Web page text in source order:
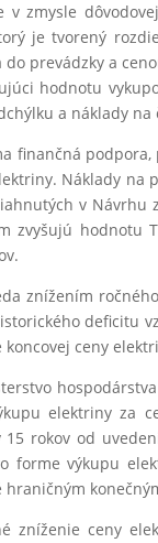
v zmysle
je tvorený
prevádzky a
hodnotu
a náklady
finančná
Náklady
v Návrhu
zvyšujú hodnotu
znížením
deficitu
ceny
elektriny za
rokov od
forme výkupu
zníženie ceny